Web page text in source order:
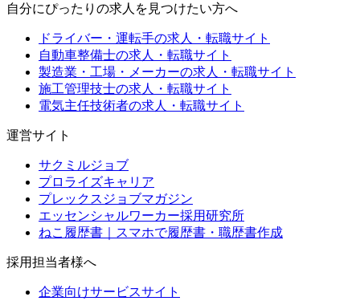
自分にぴったりの求人を見つけたい方へ
ドライバー・運転手の求人・転職サイト
自動車整備士の求人・転職サイト
製造業・工場・メーカーの求人・転職サイト
施工管理技士の求人・転職サイト
電気主任技術者の求人・転職サイト
運営サイト
サクミルジョブ
プロライズキャリア
プレックスジョブマガジン
エッセンシャルワーカー採用研究所
ねこ履歴書｜スマホで履歴書・職歴書作成
採用担当者様へ
企業向けサービスサイト